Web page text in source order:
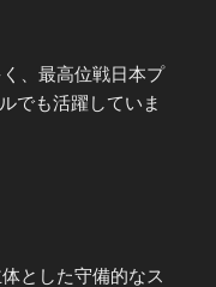
、最高位戦日本プ
でも活躍していま
とした守備的なス